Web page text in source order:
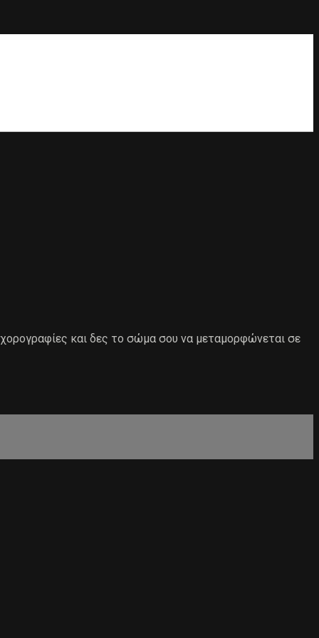
και δες το σώμα σου να μεταμορφώνεται σε